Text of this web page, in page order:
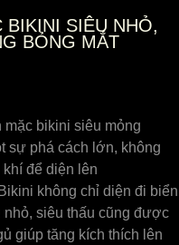
BIKINI SIÊU NHỎ,
BỎNG MẮT
mặc bikini siêu mỏng
sự phá cách lớn, không
để diện lên
Bikini không chỉ diện đi biển
siêu thấu cũng được
giúp tăng kích thích lên